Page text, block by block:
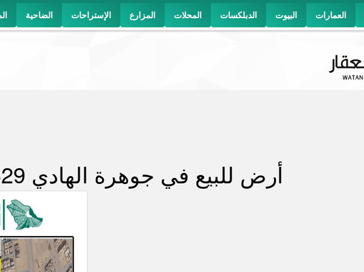
الضاحية الإستراحات المزارع المحلات الدبلكسات البيوت العمارات
أرض للبيع في جوهرة الهادي 629